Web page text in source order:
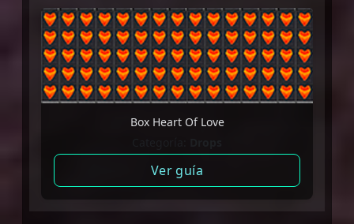
Box Heart Of Love
Ver guía